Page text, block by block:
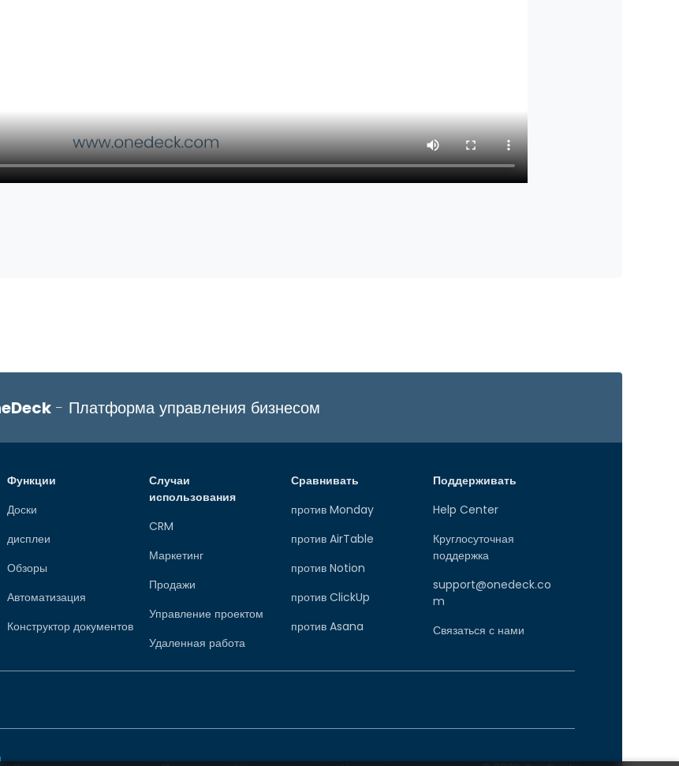
- Платформа управления бизнесом
Функции
Доски
дисплеи
Обзоры
Автоматизация
Конструктор документов
Случаи
использования
CRM
Маркетинг
Продажи
Управление проектом
Удаленная работа
Сравнивать
против Monday
против AirTable
против Notion
против ClickUp
против Asana
Поддерживать
Help Center
Круглосуточная
поддержка
support@onedeck.co
m
Связаться с нами